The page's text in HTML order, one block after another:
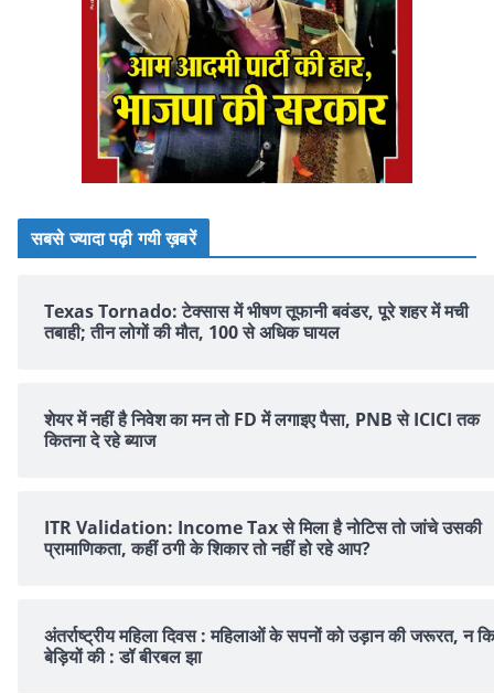
सबसे ज्यादा पढ़ी गयी ख़बरें
Texas Tornado: टेक्सास में भीषण तूफानी बवंडर, पूरे शहर में मची
तबाही; तीन लोगों की मौत, 100 से अधिक घायल
शेयर में नहीं है न‍िवेश का मन तो FD में लगाइए पैसा, PNB से ICICI तक
क‍ितना दे रहे ब्‍याज
ITR Validation: Income Tax से मिला है नोटिस तो जांचे उसकी
प्रामाणिकता, कहीं ठगी के शिकार तो नहीं हो रहे आप?
अंतर्राष्ट्रीय महिला दिवस : महिलाओं के सपनों को उड़ान की जरूरत, न कि
बेड़ियों की : डॉ बीरबल झा